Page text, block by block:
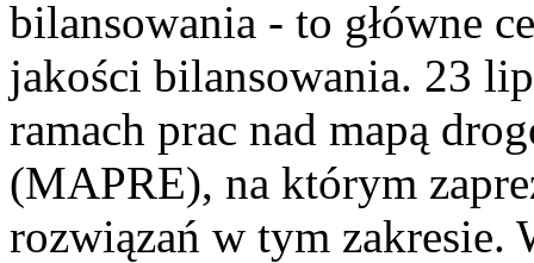
bilansowania - to główne
jakości bilansowania. 23
ramach prac nad mapą
(MAPRE), na którym
rozwiązań w tym zakresie.